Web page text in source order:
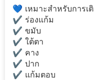
💙 เหมาะสำหรับการเ
✔️ ร่องแก้ม
✔️ ขมับ
✔️ ใต้ตา
✔️ คาง
✔️ ปาก
✔️ แก้มตอบ